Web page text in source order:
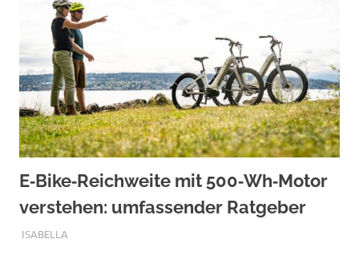
E‑Bike‑Reichweite mit 500‑Wh‑Motor
verstehen: umfassender Ratgeber
SEPTEMBER 10, 2025
ISABELLA